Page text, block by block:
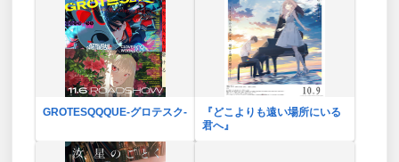
GROTESQQQUE-グロテスク-
『どこよりも遠い場所にいる
君へ』